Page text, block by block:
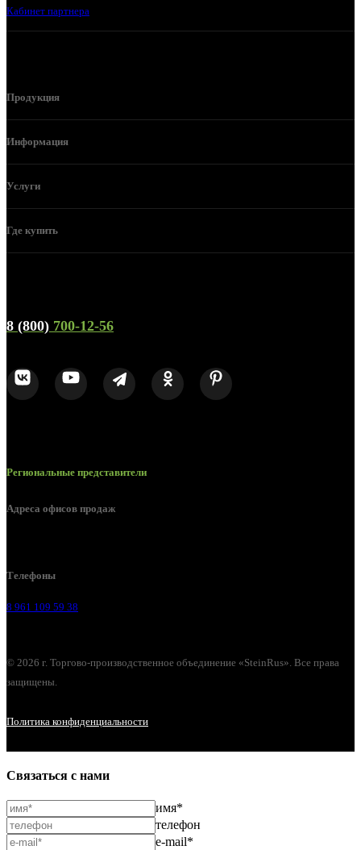
Кабинет партнера
Продукция
Информация
Услуги
Где купить
8 (800) 700-12-56
Региональные представители
Адреса офисов продаж
Телефоны
8 961 109 59 38
© 2026 г. Торгово-производственное объединение «SteinRus». Все права
защищены.
Политика конфиденциальности
Связаться с нами
имя*
телефон
e-mail*